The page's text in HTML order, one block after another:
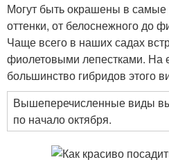
Могут быть окрашены в самые
оттенки, от белоснежного до
Чаще всего в наших садах
фиолетовыми лепестками. На
большинство гибридов этого
Вышеперечисленные виды
по начало октября.